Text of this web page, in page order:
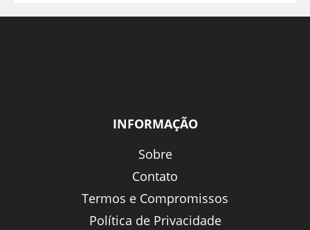
INFORMAÇÃO
Sobre
Contato
Termos e Compromissos
Política de Privacidade